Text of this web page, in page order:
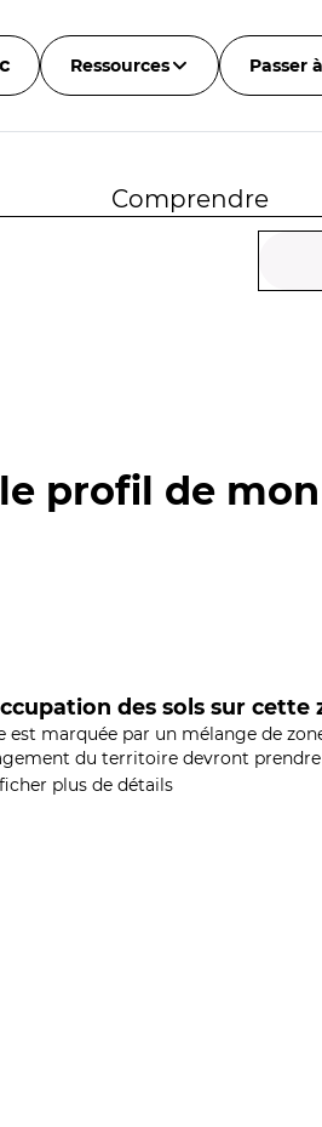
Ressources Passer
Comprendre
profil de
des sols sur cette
marquée par un mélange de
du territoire devront
plus de détails